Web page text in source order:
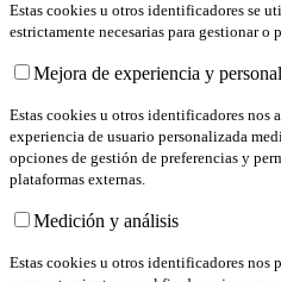
Estas cookies u otros identificadores se
estrictamente necesarias para gestionar
Mejora de experiencia y
Estas cookies u otros identificadores nos
experiencia de usuario personalizada
opciones de gestión de preferencias y
plataformas externas.
Medición y análisis
Estas cookies u otros identificadores